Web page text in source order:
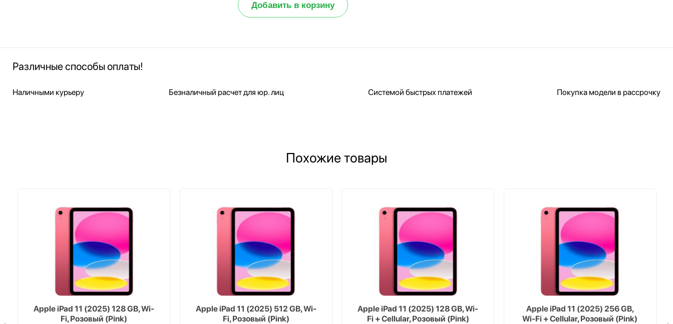
Добавить в корзину
Различные способы оплаты!
Наличными курьеру Безналичный расчет для юр. лиц Системой быстрых платежей Покупка модели в рассрочку
Похожие товары
Apple iPad 11 (2025) 128 GB, Wi-
Fi, Розовый (Pink)
Apple iPad 11 (2025) 512 GB, Wi-
Fi, Розовый (Pink)
Apple iPad 11 (2025) 128 GB, Wi-
Fi + Cellular, Розовый (Pink)
Apple iPad 11 (2025) 256 GB,
Wi-Fi + Cellular, Розовый (Pink)